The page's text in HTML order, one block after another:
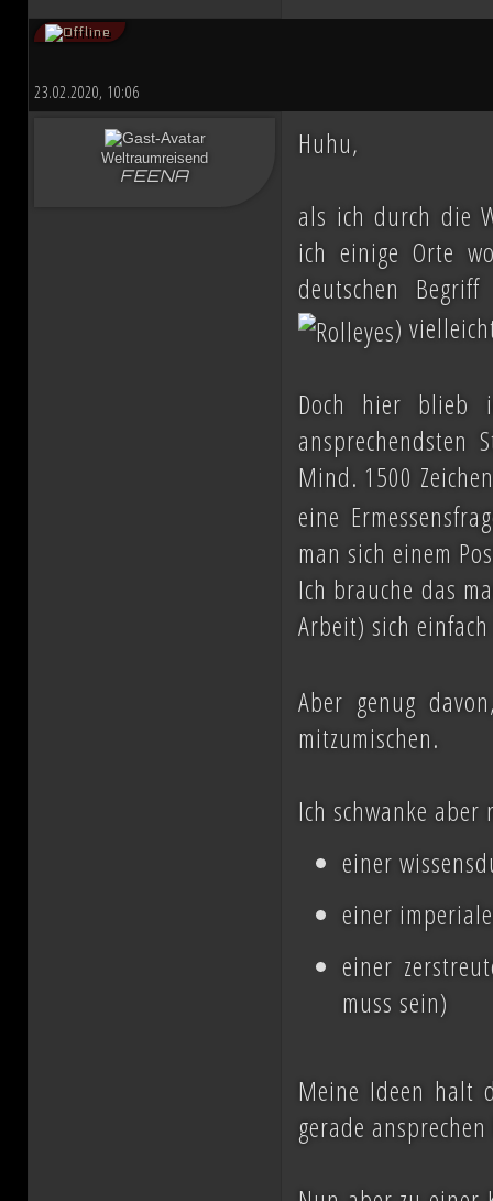
23.02.2020, 10:06
Weltraumreisend
FEENA
Huhu,
als ich durch die
ich einige Orte
deutschen
)
Doch hier blieb
ansprechendsten
Mind. 1500
eine
man sich einem
Ich brauche das
Arbeit) sich
Aber genug
mitzumischen.
Ich schwanke aber
einer
einer
einer
muss sein)
Meine Ideen halt
gerade